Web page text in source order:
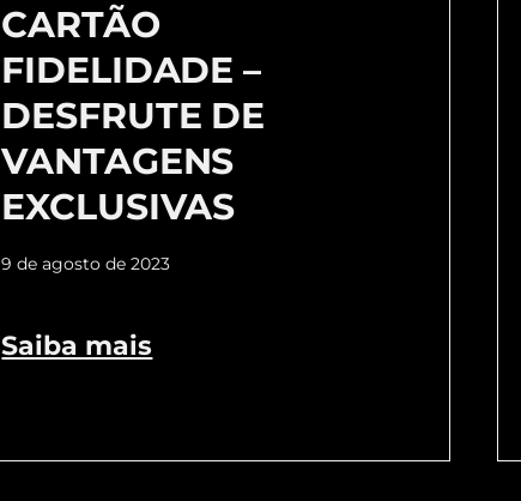
CARTÃO
FIDELIDADE –
DESFRUTE DE
VANTAGENS
EXCLUSIVAS
9 de agosto de 2023
Saiba mais